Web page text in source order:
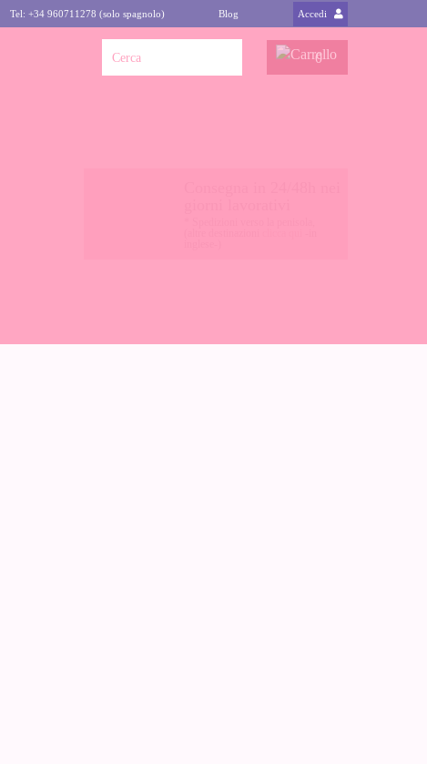
Tel: +34 960711278 (solo spagnolo) Blog Accedi
0